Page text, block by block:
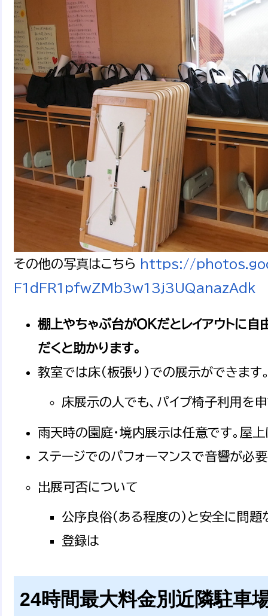
その他の写真はこちら https://
F1dFR1pfwZMb3w13j3UQanazAdk
棚上やちゃぶ台がＯＫだとレイアウトに
だくと助かります。
教室では床（板張り）での展示ができま
床展示の人でも、パイプ椅子利用を
雨天時の園庭・境内展示は任意です。屋
ステージでのパフォーマンスで音響が必
出展可否について
公序良俗（ある程度の）と安全に問
登録は
24時間最大料金別近隣駐車